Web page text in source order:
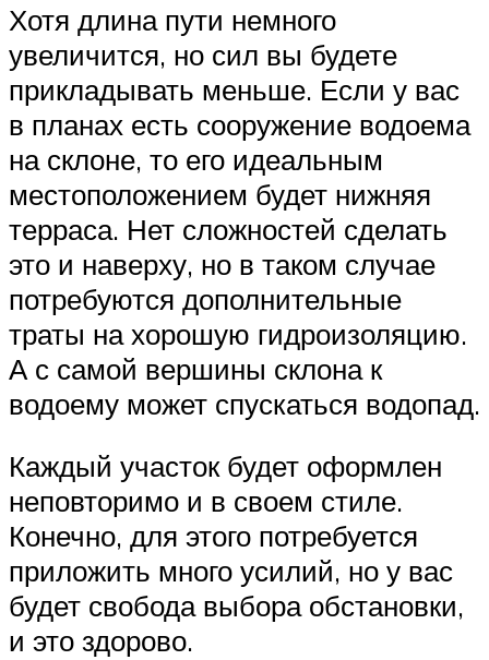
Хотя длина пути немного
увеличится, но сил вы будете
прикладывать меньше. Если у вас
в планах есть сооружение водоема
на склоне, то его идеальным
местоположением будет нижняя
терраса. Нет сложностей сделать
это и наверху, но в таком случае
потребуются дополнительные
траты на хорошую гидроизоляцию.
А с самой вершины склона к
водоему может спускаться водопад.
Каждый участок будет оформлен
неповторимо и в своем стиле.
Конечно, для этого потребуется
приложить много усилий, но у вас
будет свобода выбора обстановки,
и это здорово.